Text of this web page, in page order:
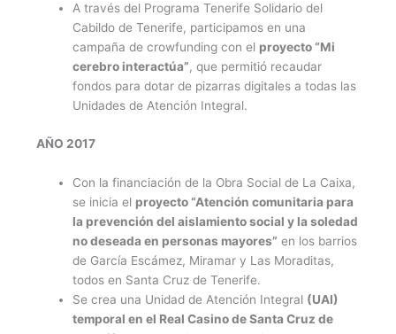
A través del Programa Tenerife Solidario del
Cabildo de Tenerife, participamos en una
campaña de crowfunding con el proyecto “Mi
cerebro interactúa”, que permitió recaudar
fondos para dotar de pizarras digitales a todas las
Unidades de Atención Integral.
AÑO 2017
Con la financiación de la Obra Social de La Caixa,
se inicia el proyecto “Atención comunitaria para
la prevención del aislamiento social y la soledad
no deseada en personas mayores” en los barrios
de García Escámez, Miramar y Las Moraditas,
todos en Santa Cruz de Tenerife.
Se crea una Unidad de Atención Integral (UAI)
temporal en el Real Casino de Santa Cruz de